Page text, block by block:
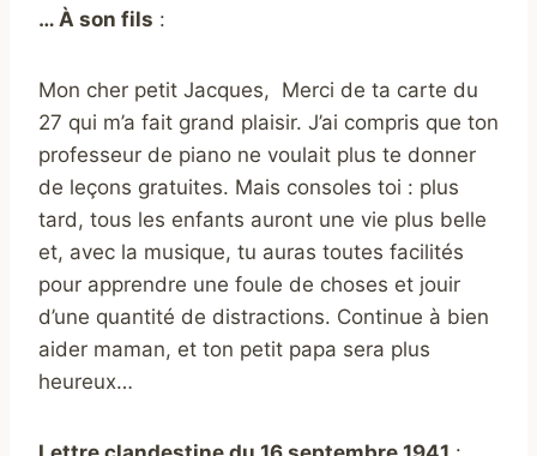
… À son fils :
Mon cher petit Jacques, Merci de ta carte du
27 qui m’a fait grand plaisir. J’ai compris que ton
professeur de piano ne voulait plus te donner
de leçons gratuites. Mais consoles toi : plus
tard, tous les enfants auront une vie plus belle
et, avec la musique, tu auras toutes facilités
pour apprendre une foule de choses et jouir
d’une quantité de distractions. Continue à bien
aider maman, et ton petit papa sera plus
heureux…